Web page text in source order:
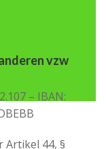
vzw
– IBAN:
Artikel 44, §